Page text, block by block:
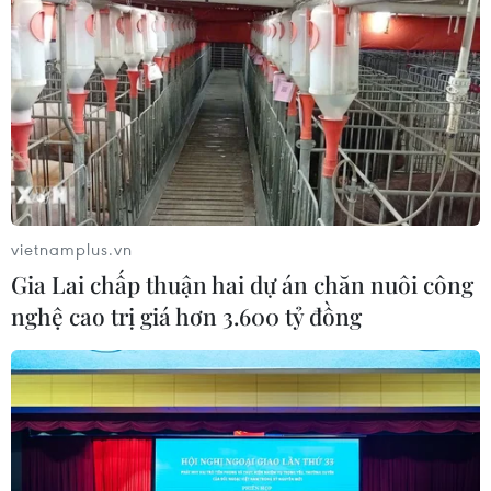
"Lễ mừng cơm mới" và chuỗi hoạt
động du lịch "Sắc vàng Di sản" 2026
tại Lào Cai
04/08/2026 14:56
Lễ hội Văn hóa, Du lịch Mường Lò
năm 2026 sẽ diễn ra từ ngày 25/9 đến
2/10
04/08/2026 14:37
động, tích cực của Việt Nam trong
ASEAN
04/08/2026 14:09
vietnamplus.vn
Gia Lai chấp thuận hai dự án chăn nuôi công
nghệ cao trị giá hơn 3.600 tỷ đồng